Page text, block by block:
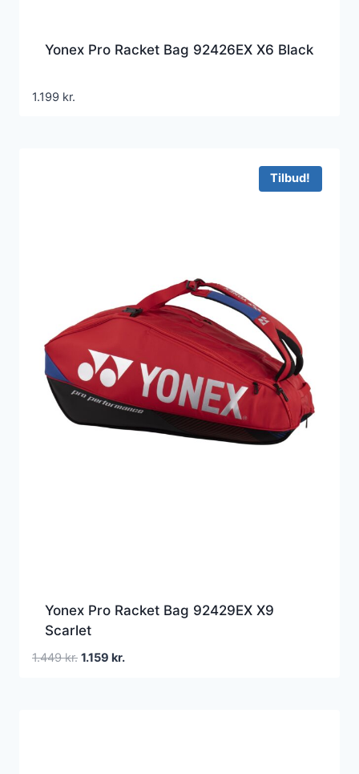
Yonex Pro Racket Bag 92426EX X6 Black
1.199 kr.
Tilbud!
Yonex Pro Racket Bag 92429EX X9
Scarlet
1.449kr. Den
1.159 kr.Den